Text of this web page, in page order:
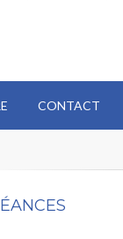
CONTACT